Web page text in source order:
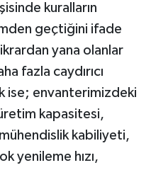
kuralların
geçtiğini ifade
yana olanlar
fazla caydırıcı
ise; envanterimizdeki
kapasitesi,
kabiliyeti,
yenileme hızı,